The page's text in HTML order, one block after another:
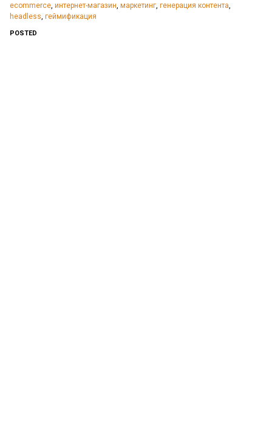
ecommerce, интернет-магазин, маркетинг, генерация контента,
headless, геймификация
POSTED